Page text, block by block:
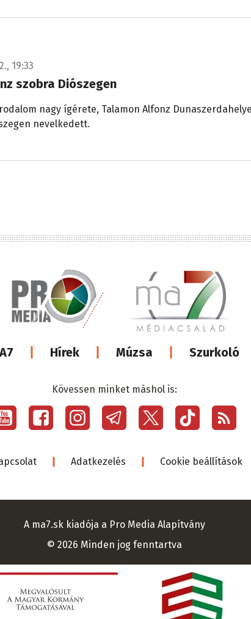
19:33
szobra Diószegen
nagy ígérete, Talamon Alfonz
nevelkedett.
Lábléc
Hírek Múzsa Szurkoló
Social
menu
Kövessen minket máshol is:
Lábléc
Adatkezelés Cookie beállítások
A ma7.sk kiadója a Pro Media Alapítvány
© 2026 Minden jog fenntartva